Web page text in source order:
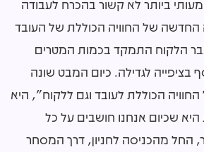
ביותר לא קשור בהכרח לעבודה
של החוויה הכוללת של העובד
הלקוח התמקד בכמות המטרים
בציפייה לגדילה. כיום המבט שונה
החוויה הכוללת לעובד וגם ללקוח", היא
שכיום אנחנו חושבים על כל
החל מהכניסה לחניון, דרך המסחר